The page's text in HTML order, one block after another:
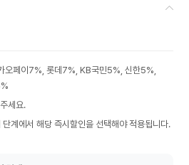
오페이7%, 롯데7%, KB국민5%, 신한5%,
세요.
계에서 해당 즉시할인을 선택해야 적용됩니다.